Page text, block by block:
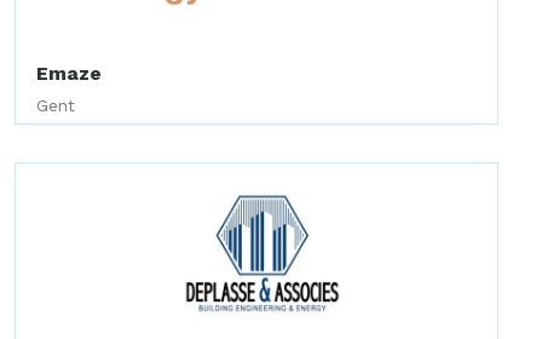
Emaze
Gent